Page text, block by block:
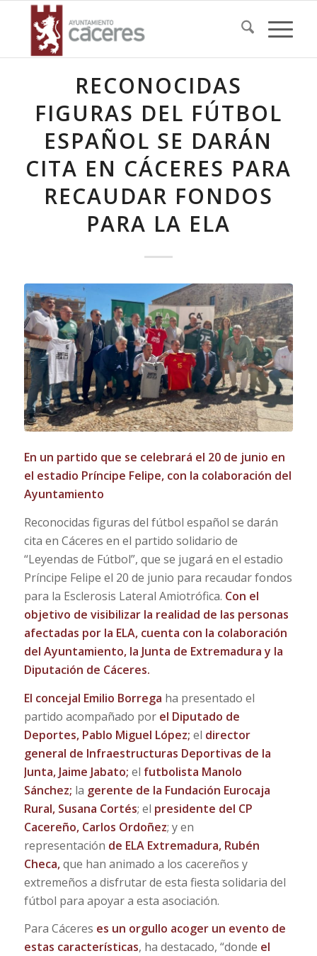
RECONOCIDAS
FIGURAS DEL FÚTBOL
ESPAÑOL SE DARÁN
CITA EN CÁCERES PARA
RECAUDAR FONDOS
PARA LA ELA
En un partido que se celebrará el 20 de junio en
el estadio Príncipe Felipe, con la colaboración del
Ayuntamiento
Reconocidas figuras del fútbol español se darán
cita en Cáceres en el partido solidario de
“Leyendas de Fútbol”, que se jugará en el estadio
Príncipe Felipe el 20 de junio para recaudar fondos
para la Esclerosis Lateral Amiotrófica. Con el
objetivo de visibilizar la realidad de las personas
afectadas por la ELA,cuenta con la colaboración
del Ayuntamiento, la Junta de Extremadura y la
Diputación de Cáceres.
El concejal Emilio Borrega ha presentado el
partido acompañado por el Diputado de
Deportes, Pablo Miguel López; el director
general de Infraestructuras Deportivas de la
Junta, Jaime Jabato; el futbolista Manolo
Sánchez; la gerente de la Fundación Eurocaja
Rural, Susana Cortés; el presidente del CP
Cacereño, Carlos Ordoñez; y en
representación de ELA Extremadura, Rubén
Checa,que han animado a los cacereños y
extremeños a disfrutar de esta fiesta solidaria del
fútbol para apoyar a esta asociación.
Para Cáceres es un orgullo acoger un evento de
estas características, ha destacado, “donde el